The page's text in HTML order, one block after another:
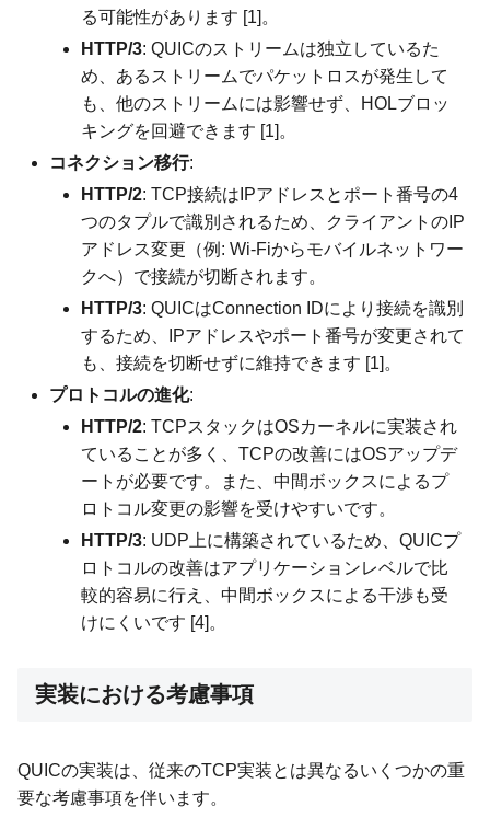
る可能性があります [1]。
HTTP/3: QUICのストリームは独立しているた
め、あるストリームでパケットロスが発生して
も、他のストリームには影響せず、HOLブロッ
キングを回避できます [1]。
コネクション移行:
HTTP/2: TCP接続はIPアドレスとポート番号の4
つのタプルで識別されるため、クライアントのIP
アドレス変更（例: Wi-Fiからモバイルネットワー
クへ）で接続が切断されます。
HTTP/3: QUICはConnection IDにより接続を識別
するため、IPアドレスやポート番号が変更されて
も、接続を切断せずに維持できます [1]。
プロトコルの進化:
HTTP/2: TCPスタックはOSカーネルに実装され
ていることが多く、TCPの改善にはOSアップデ
ートが必要です。また、中間ボックスによるプ
ロトコル変更の影響を受けやすいです。
HTTP/3: UDP上に構築されているため、QUICプ
ロトコルの改善はアプリケーションレベルで比
較的容易に行え、中間ボックスによる干渉も受
けにくいです [4]。
実装における考慮事項
QUICの実装は、従来のTCP実装とは異なるいくつかの重
要な考慮事項を伴います。